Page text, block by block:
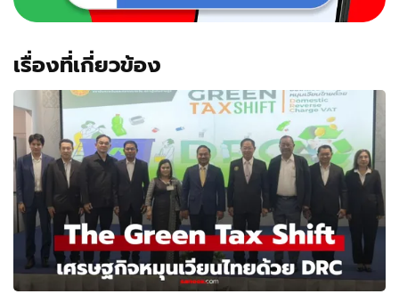
เรื่องที่เกี่ยวข้อง